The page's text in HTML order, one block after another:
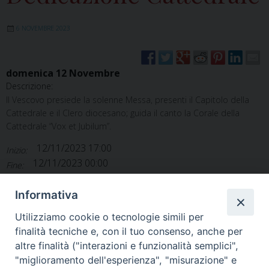
6 NOVEMBRE 2023
domenica 12 Novembre
Descrizione:
Il Vescovo presiede la solenne Messa, presenti il Capitolo della
Cattedrale e il Clero diocesano; guida il canto la Corale della
Cattedrale “Vox et Jubilum”.
Inizio: 12/11/2023 17:00
Fine: 12/11/2023 00:00
Agenda diocesana
Informativa
Utilizziamo cookie o tecnologie simili per
finalità tecniche e, con il tuo consenso, anche per
altre finalità ("interazioni e funzionalità semplici",
"miglioramento dell'esperienza", "misurazione" e